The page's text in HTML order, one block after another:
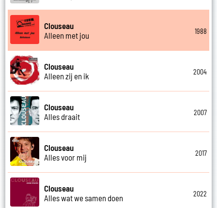
Clouseau
Alleen met jou
1988
Clouseau
Alleen zij en ik
2004
Clouseau
Alles draait
2007
Clouseau
Alles voor mij
2017
Clouseau
Alles wat we samen doen
2022